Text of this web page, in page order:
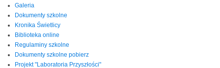
Galeria
Dokumenty szkolne
Kronika Świetlicy
Biblioteka online
Regulaminy szkolne
Dokumenty szkolne pobierz
Projekt "Laboratoria Przyszłości"